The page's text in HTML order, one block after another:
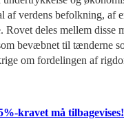
af verdens befolkning, af
Rovet deles mellem disse
bevæbnet til tænderne
om fordelingen af
kravet må tilbagevises!